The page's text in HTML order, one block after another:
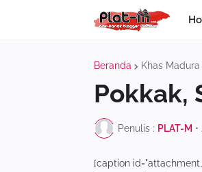
Beranda Khas Madura
Pokkak,
Penulis : PLAT-M •
[caption